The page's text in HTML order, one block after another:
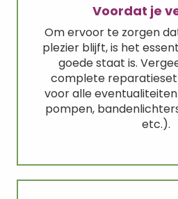
Voordat je
Om ervoor te zorgen
plezier blijft, is het
goede staat is.
complete
voor alle
pompen,
etc.).